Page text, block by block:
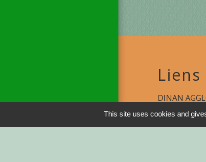
Liens
DINAN
CINEMAS
This site uses cookies and